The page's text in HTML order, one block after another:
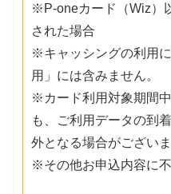
※P-oneカード（Wiz）
された場合
※キャッシングの利用
用」には含みません。
※カード利用対象期間
も、ご利用データの到
外となる場合がございま
※その他お申込内容に